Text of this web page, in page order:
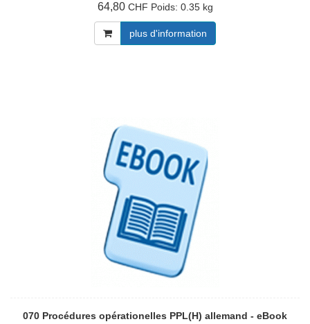
64,80 CHF Poids: 0.35 kg
plus d'information
070 Procédures opérationelles PPL(H) allemand - eBook